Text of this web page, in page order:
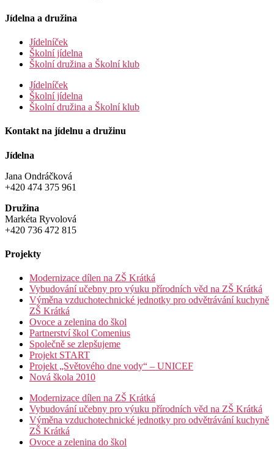
Jídelna a družina
Jídelníček
Školní jídelna
Školní družina a Školní klub
Jídelníček
Školní jídelna
Školní družina a Školní klub
Kontakt na jídelnu a družinu
Jídelna
Jana Ondráčková
+420 474 375 961
Družina
Markéta Ryvolová
+420 736 472 815
Projekty
Modernizace dílen na ZŠ Krátká
Vybudování učebny pro výuku přírodních věd na ZŠ Krátká
Výměna vzduchotechnické jednotky pro odvětrávání kuchyně
ZŠ Krátká
Ovoce a zelenina do škol
Partnerství škol Comenius
Společně se zlepšujeme
Projekt START
Projekt „Světového dne vody“ – UNICEF
Nová škola 2010
Modernizace dílen na ZŠ Krátká
Vybudování učebny pro výuku přírodních věd na ZŠ Krátká
Výměna vzduchotechnické jednotky pro odvětrávání kuchyně
ZŠ Krátká
Ovoce a zelenina do škol